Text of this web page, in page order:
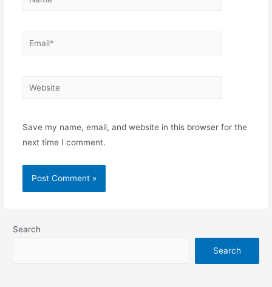
Email*
Website
Save my name, email, and website in this browser for the
next time I comment.
Search
Search